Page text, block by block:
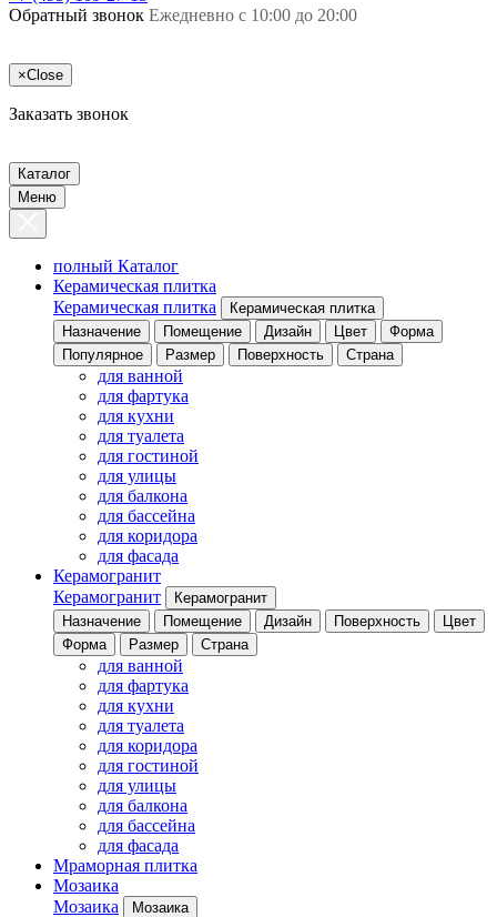
Обратный звонок Ежедневно с 10:00 до 20:00
×Close
Заказать звонок
Каталог
Меню
полный Каталог
Керамическая плитка
Керамическая плитка
Керамическая плитка
Назначение
Помещение Дизайн Цвет
Форма
Популярное
Размер Поверхность Страна
для ванной
для фартука
для кухни
для туалета
для гостиной
для улицы
для балкона
для бассейна
для коридора
для фасада
Керамогранит
Керамогранит
Керамогранит
Назначение
Помещение Дизайн Поверхность
Цвет
Форма
Размер Страна
для ванной
для фартука
для кухни
для туалета
для коридора
для гостиной
для улицы
для балкона
для бассейна
для фасада
Мраморная плитка
Мозаика
Мозаика
Мозаика